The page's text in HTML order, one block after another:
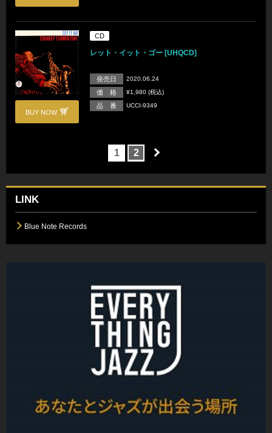
BUY NOW
CD
レット・イット・ゴー [UHQCD]
発売日 2020.06.24
価 格 ¥1,980 (税込)
品 番 UCCI-9349
1 2
LINK
Blue Note Records